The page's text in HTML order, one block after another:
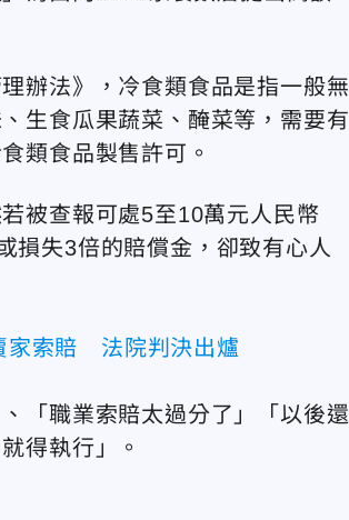
辦法》，冷食類食品是指一般無
生食瓜果蔬菜、醃菜等，需要有
類食品製售許可。
被查報可處5至10萬元人民幣
損失3倍的賠償金，卻致有心人
家索賠 法院判決出爐
「職業索賠太過分了」「以後還
得執行」。